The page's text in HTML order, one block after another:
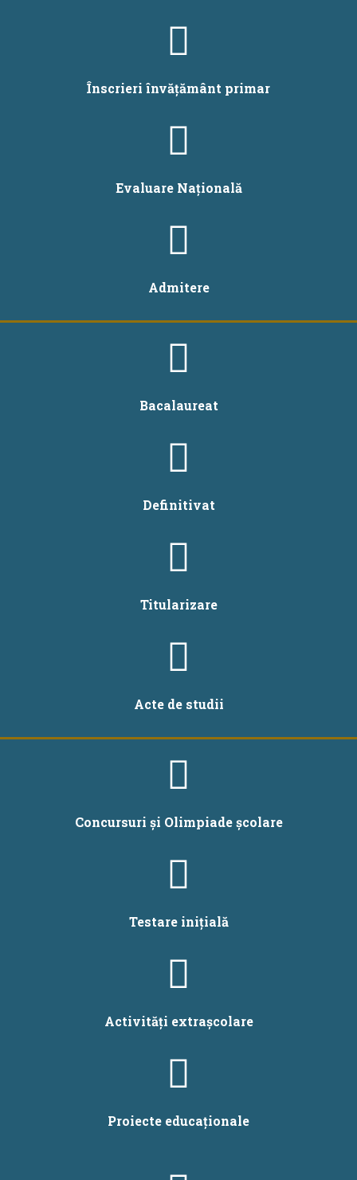
Înscrieri învățământ primar
Evaluare Națională
Admitere
Bacalaureat
Definitivat
Titularizare
Acte de studii
Concursuri și Olimpiade școlare
Testare inițială
Activități extrașcolare
Proiecte educaționale